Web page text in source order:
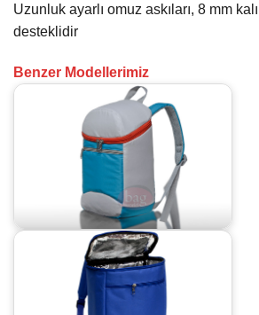
Uzunluk ayarlı omuz askıları, 8 mm
desteklidir
Benzer Modellerimiz